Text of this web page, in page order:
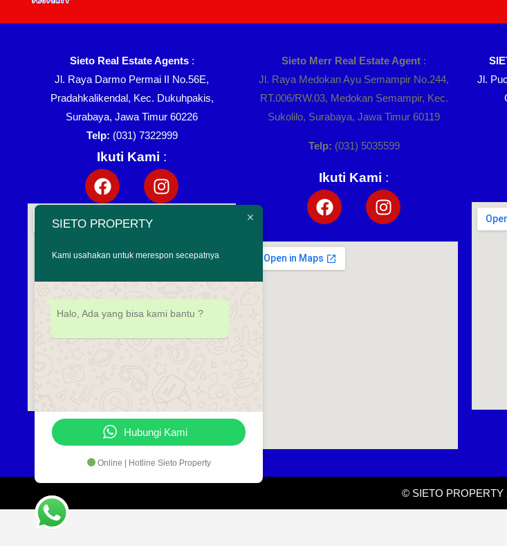
Sieto Real Estate Agents:
Jl. Raya Darmo Permai II No.56E,
Pradahkalikendal, Kec. Dukuhpakis,
Surabaya, Jawa Timur 60226
Telp: (031) 7322999
Ikuti Kami :
Sieto Merr Real Estate Agent :
Jl. Raya Medokan Ayu Semampir No.244,
RT.006/RW.03, Medokan Semampir, Kec.
Sukolilo, Surabaya, Jawa Timur 60119
Telp: (031) 5035599
Ikuti Kami :
Jl.
© SIETO PROPERTY
SIETO PROPERTY
Kami usahakan untuk merespon secepatnya
Halo, Ada yang bisa kami bantu ?
Hubungi Kami
Online | Hotline Sieto Property